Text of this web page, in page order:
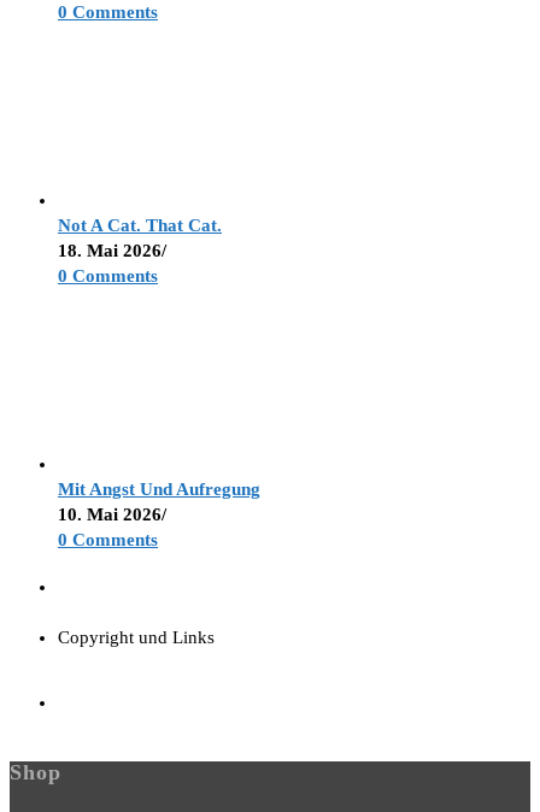
0 Comments
Not A Cat. That Cat.
18. Mai 2026/
0 Comments
Mit Angst Und Aufregung
10. Mai 2026/
0 Comments
Copyright und Links
Shop